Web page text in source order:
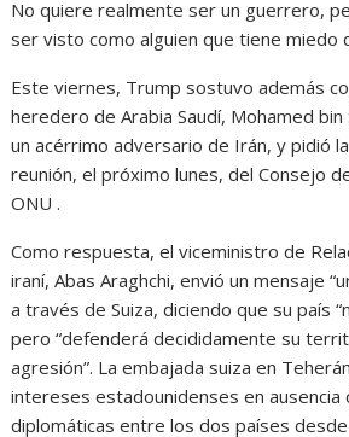
No quiere realmente ser un guerrero,
ser visto como alguien que tiene miedo
Este viernes, Trump sostuvo además
heredero de Arabia Saudí, Mohamed bin
un acérrimo adversario de Irán, y pidió
reunión, el próximo lunes, del Consejo
ONU .
Como respuesta, el viceministro de
iraní, Abas Araghchi, envió un mensaje
a través de Suiza, diciendo que su país
pero “defenderá decididamente su
agresión”. La embajada suiza en
intereses estadounidenses en ausencia
diplomáticas entre los dos países